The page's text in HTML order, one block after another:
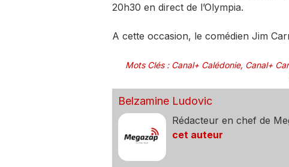
20h30 en direct de l’Olympia.
A cette occasion, le comédien Jim
Mots Clés: Canal+ Calédonie, Canal+
Belzamine Ludovic
Rédacteur en chef de
cet auteur